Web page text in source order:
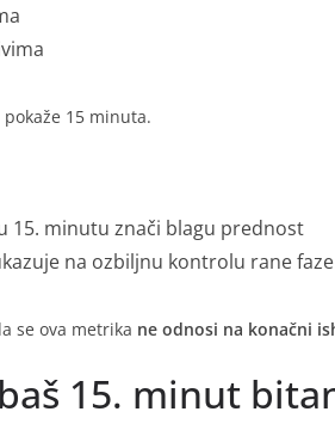
15 minuta.
15. minutu znači blagu prednost
na ozbiljnu kontrolu rane faze
se ova metrika ne odnosi na konačni
15. minut